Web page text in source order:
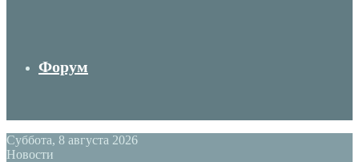
Форум
Суббота, 8 августа 2026
Новости